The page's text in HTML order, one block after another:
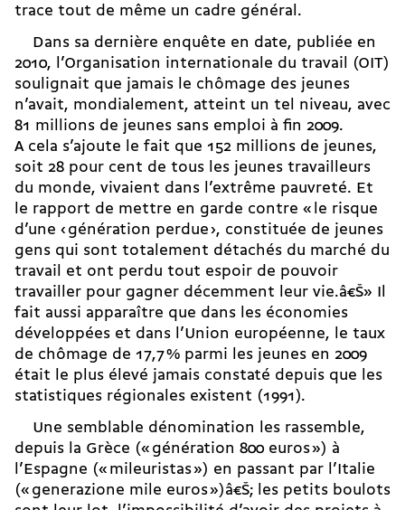
trace tout de même un cadre général.
Dans sa dernière enquête en date, publiée en
2010, l’Organisation internationale du travail (OIT)
soulignait que jamais le chômage des jeunes
n’avait, mondialement, atteint un tel niveau, avec
81 millions de jeunes sans emploi à fin 2009.
A cela s’ajoute le fait que 152 millions de jeunes,
soit 28 pour cent de tous les jeunes travailleurs
du monde, vivaient dans l’extrême pauvreté. Et
le rapport de mettre en garde contre « le risque
d’une ‹ génération perdue ›, constituée de jeunes
gens qui sont totalement détachés du marché du
travail et ont perdu tout espoir de pouvoir
travailler pour gagner décemment leur vie.â€Š» Il
fait aussi apparaître que dans les économies
développées et dans l’Union européenne, le taux
de chômage de 17,7 % parmi les jeunes en 2009
était le plus élevé jamais constaté depuis que les
statistiques régionales existent (1991).
Une semblable dénomination les rassemble,
depuis la Grèce (« génération 800 euros ») à
l’Espagne (« mileuristas ») en passant par l’Italie
(« generazione mile euros »)â€Š; les petits boulots